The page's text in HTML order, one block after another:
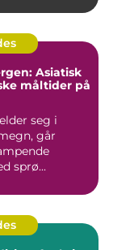
Asiatisk
måltider på
seg i
går
sprø...